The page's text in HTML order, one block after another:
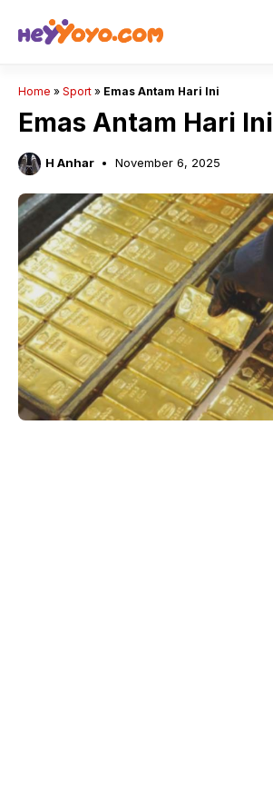
Home » Sport » Emas Antam Hari Ini
Emas Antam Hari Ini
H Anhar November 6, 2025